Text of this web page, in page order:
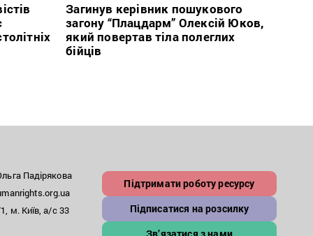
Загинув керівник пошукового
загону “Плацдарм” Олексій Юков,
який повертав тіла полеглих
бійців
Падірякова
м. Київ, а/с 33
Підтримати роботу ресурсу
Підписатися на розсилку